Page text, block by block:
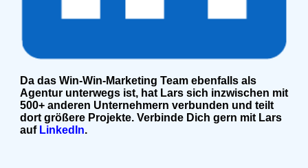
Da das Win-Win-Marketing Team ebenfalls als
Agentur unterwegs ist, hat Lars sich inzwischen mit
500+ anderen Unternehmern verbunden und teilt
dort größere Projekte. Verbinde Dich gern mit Lars
auf LinkedIn.